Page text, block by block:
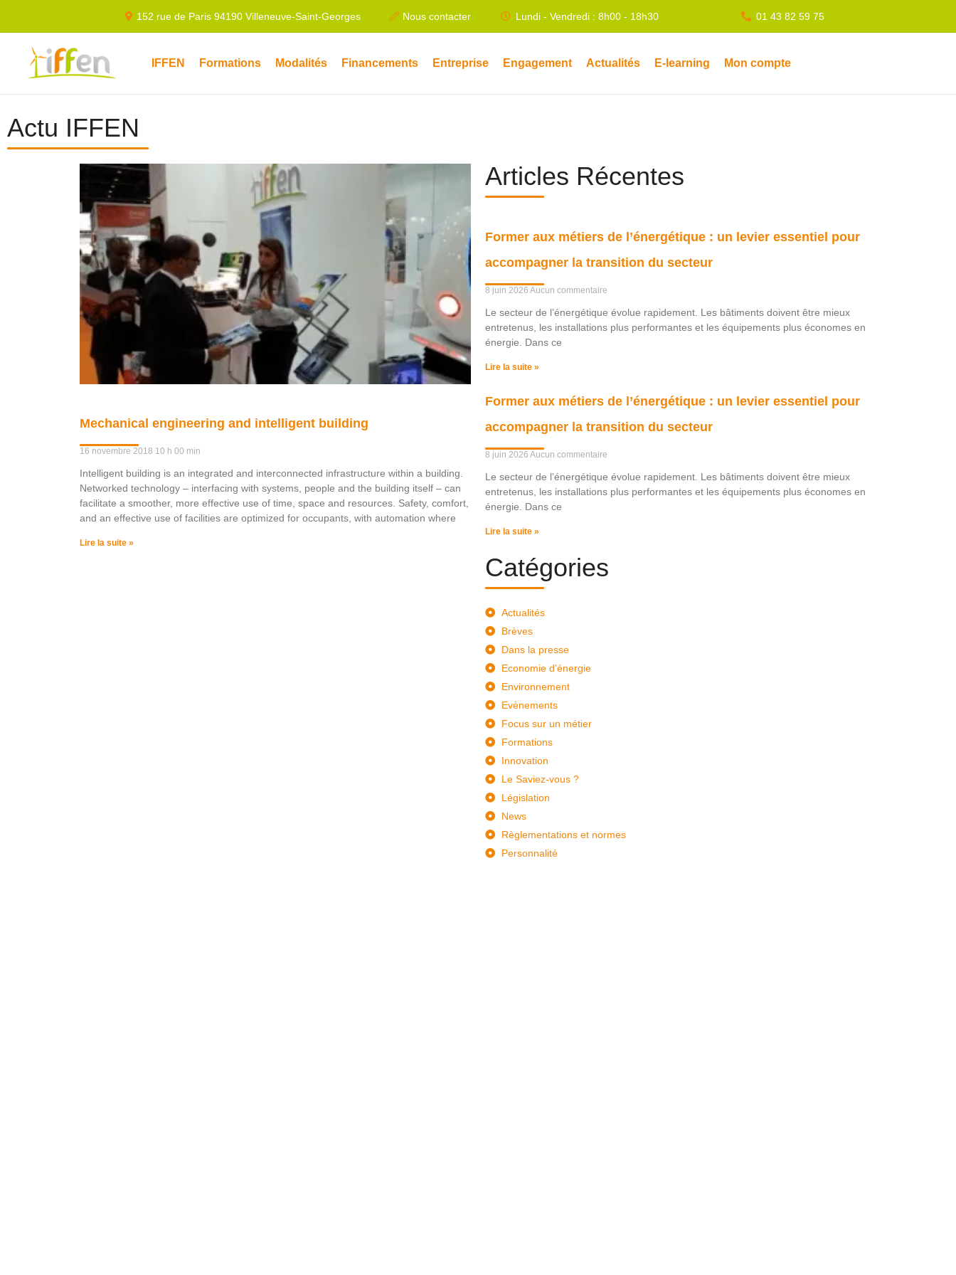
152 rue de Paris 94190 Villeneuve-Saint-Georges Nous contacter Lundi - Vendredi : 8h00 - 18h30 01 43 82 59 75
IFFEN Formations Modalités Financements Entreprise Engagement Actualités E-learning Mon compte
Actu IFFEN
Mechanical engineering and intelligent building
16 novembre 2018 10 h 00 min
Intelligent building is an integrated and interconnected infrastructure within a building.
Networked technology – interfacing with systems, people and the building itself – can
facilitate a smoother, more effective use of time, space and resources. Safety, comfort,
and an effective use of facilities are optimized for occupants, with automation where
Lire la suite »
Articles Récentes
Former aux métiers de l’énergétique : un levier essentiel pour
accompagner la transition du secteur
8 juin 2026 Aucun commentaire
Le secteur de l’énergétique évolue rapidement. Les bâtiments doivent être mieux
entretenus, les installations plus performantes et les équipements plus économes en
énergie. Dans ce
Lire la suite »
Former aux métiers de l’énergétique : un levier essentiel pour
accompagner la transition du secteur
8 juin 2026 Aucun commentaire
Le secteur de l’énergétique évolue rapidement. Les bâtiments doivent être mieux
entretenus, les installations plus performantes et les équipements plus économes en
énergie. Dans ce
Lire la suite »
Catégories
Actualités
Brèves
Dans la presse
Economie d'énergie
Environnement
Evènements
Focus sur un métier
Formations
Innovation
Le Saviez-vous ?
Législation
News
Règlementations et normes
Personnalité